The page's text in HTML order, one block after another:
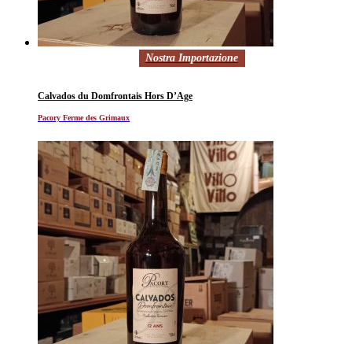
Nostra Importazione
Calvados du Domfrontais Hors D’Age
Pacory Ferme des Grimaux